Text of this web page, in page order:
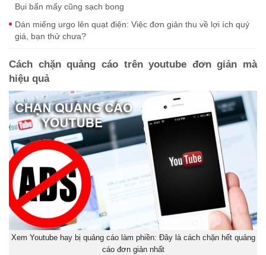
Bụi bẩn mấy cũng sạch bong
Dán miếng urgo lên quạt điện: Việc đơn giản thu về lợi ích quý
giá, bạn thử chưa?
Cách chặn quảng cáo trên youtube đơn giản mà
hiệu quả
Xem Youtube hay bị quảng cáo làm phiền: Đây là cách chặn hết quảng
cáo đơn giản nhất